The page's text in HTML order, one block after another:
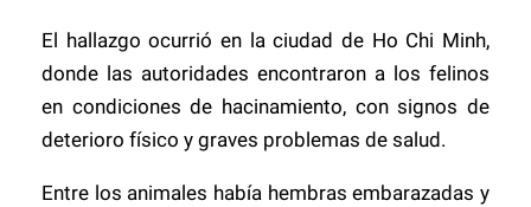
El hallazgo ocurrió en la ciudad de Ho Chi Minh,
donde las autoridades encontraron a los felinos
en condiciones de hacinamiento, con signos de
deterioro físico y graves problemas de salud.
Entre los animales había hembras embarazadas y